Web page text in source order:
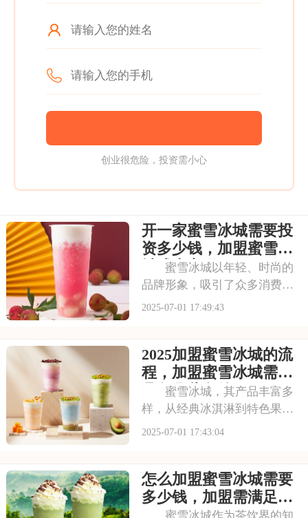
创业很危险，投资需小心
开一家蜜雪冰城需要投
资多少钱，加盟蜜雪冰
城成本高吗
蜜雪冰城以年轻、时尚的
品牌形象，吸引了众多消费者
的目光。其成熟的运营模式和
冰城需要投入多少费用呢？以
下是开一家蜜雪冰城需要投资
多少钱，加盟蜜雪冰
2025-07-01 17:49:43
2025加盟蜜雪冰城的流
程，加盟蜜雪冰城需要
具备哪些条件
蜜雪冰城，其产品丰富多
样，从经典冰淇淋到特色果
茶，满足不同消费者口味。门
力和市场潜力，让众多投资者
心动不已，那么加盟蜜雪冰城
需要多少费用呢？以下
2025-07-01 17:43:04
怎么加盟蜜雪冰城需要
多少钱，加盟需满足哪